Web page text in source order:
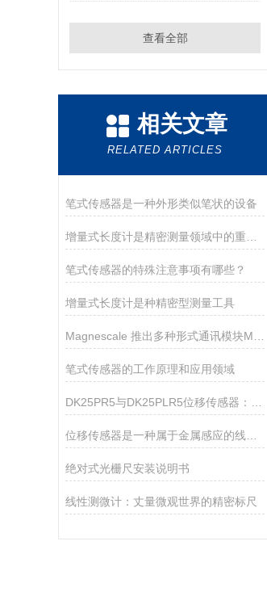
查看全部
相关文章
RELATED ARTICLES
笔式传感器是一种外形类似笔状的设备
增量式长度计是精密测量领域中的重要工具
笔式传感器的特殊注意事项有哪些？
增量式长度计是种精密型测量工具
笔式传感器的工作原理和应用领域
位移传感器是一种属于金属感应的线性器件
绝对式光栅尺安装说明书
线性测微计：丈量微观世界的精密标尺